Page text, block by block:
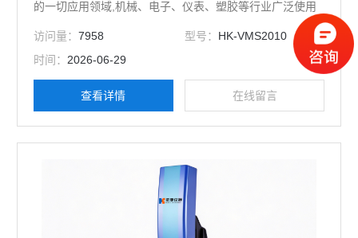
的一切应用领域,机械、电子、仪表、塑胶等行业广泛使用
访问量：7958 型号： HK-VMS2010
时间： 2026-06-29
查看详情 在线留言